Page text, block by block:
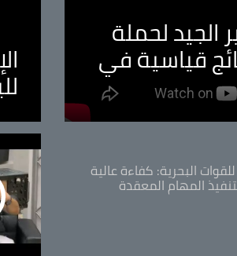
الجيد لحملة
قياسية في
البحرية: كفاءة عالية
المهام المعقدة